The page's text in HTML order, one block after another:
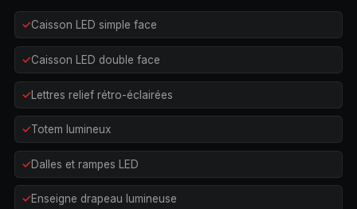
Caisson LED simple face
Caisson LED double face
Lettres relief rétro-éclairées
Totem lumineux
Dalles et rampes LED
Enseigne drapeau lumineuse